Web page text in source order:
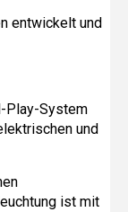
entwickelt und
Play-System
und
ist mit